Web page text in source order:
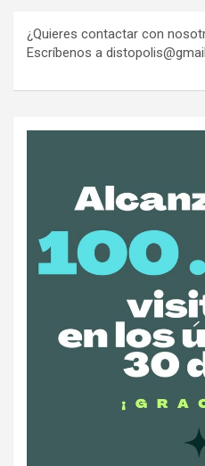
¿Quieres contactar con
Escríbenos a